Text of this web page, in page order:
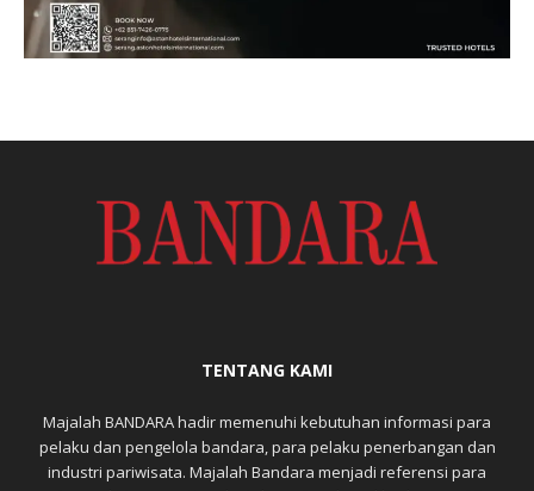
TENTANG KAMI
Majalah BANDARA hadir memenuhi kebutuhan informasi para
pelaku dan pengelola bandara, para pelaku penerbangan dan
industri pariwisata. Majalah Bandara menjadi referensi para